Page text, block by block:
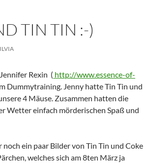
TIN TIN :-)
Rexin ( http://www.essence-of-
Dummytraining. Jenny hatte Tin Tin und
4 Mäuse. Zusammen hatten die
Wetter einfach mörderischen Spaß und
ein paar Bilder von Tin Tin und Coke
welches sich am 8ten März ja